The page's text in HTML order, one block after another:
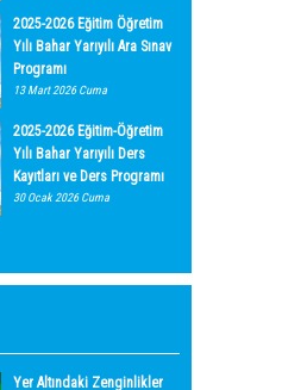
2025-2026 Eğitim Öğretim
Yılı Bahar Yarıyılı Ara Sınav
Programı
13 Mart 2026 Cuma
2025-2026 Eğitim-Öğretim
Yılı Bahar Yarıyılı Ders
Kayıtları ve Ders Programı
30 Ocak 2026 Cuma
Yer Altındaki Zenginlikler